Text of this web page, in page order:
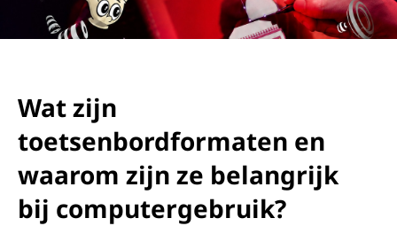
Wat zijn
toetsenbordformaten en
waarom zijn ze belangrijk
bij computergebruik?